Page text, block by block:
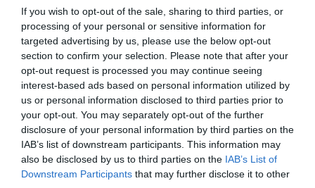
If you wish to opt-out of the sale, sharing to third parties, or
processing of your personal or sensitive information for
targeted advertising by us, please use the below opt-out
section to confirm your selection. Please note that after your
opt-out request is processed you may continue seeing
interest-based ads based on personal information utilized by
us or personal information disclosed to third parties prior to
your opt-out. You may separately opt-out of the further
disclosure of your personal information by third parties on the
IAB’s list of downstream participants. This information may
also be disclosed by us to third parties on the IAB’s List of
Downstream Participants that may further disclose it to other
06.08.2026 | 14:02
«Επιχείρηση ελεύθερα πεζοδρόμια» στην
Αθήνα: Απομακρύνθηκαν παράνομα
αντικείμενα από κοινόχρηστους χώρους